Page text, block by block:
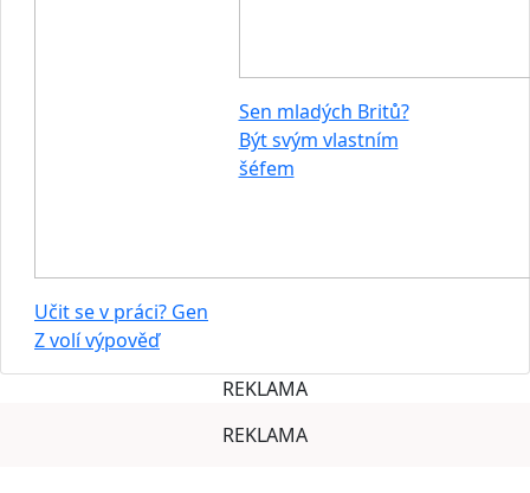
Učit se v práci? Gen
Z volí výpověď
Sen mladých Britů?
Být svým vlastním
šéfem
REKLAMA
REKLAMA